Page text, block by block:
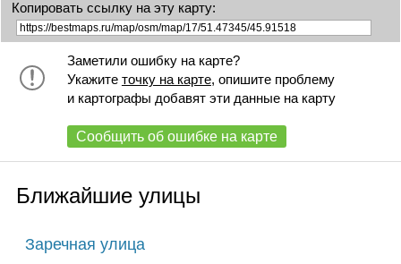
Копировать ссылку на эту карту:
Заметили ошибку на карте?
Укажите точку на карте, опишите проблему
и картографы добавят эти данные на карту
Сообщить об ошибке на карте
Ближайшие улицы
Заречная улица